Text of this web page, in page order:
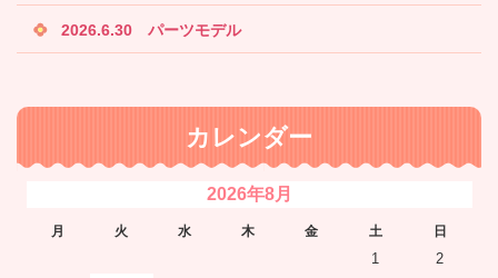
2026.6.30 パーツモデル
カレンダー
2026年8月
月 火 水 木 金 土 日
1
2